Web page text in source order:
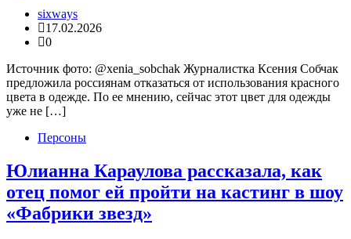
sixways
17.02.2026
0
Источник фото: @xenia_sobchak Журналистка Ксения Собчак
предложила россиянам отказаться от использования красного
цвета в одежде. По ее мнению, сейчас этот цвет для одежды
уже не […]
Персоны
Юлианна Караулова рассказала, как
отец помог ей пройти на кастинг в шоу
«Фабрики звезд»